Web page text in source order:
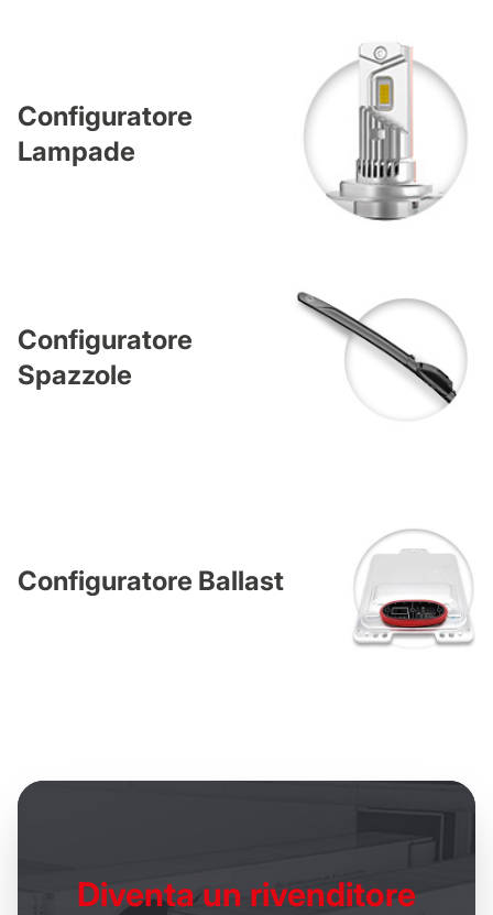
Configuratore
Lampade
Configuratore
Spazzole
Configuratore Ballast
Diventa un rivenditore